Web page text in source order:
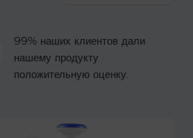
99% наших клиентов дали
нашему продукту
положительную оценку.